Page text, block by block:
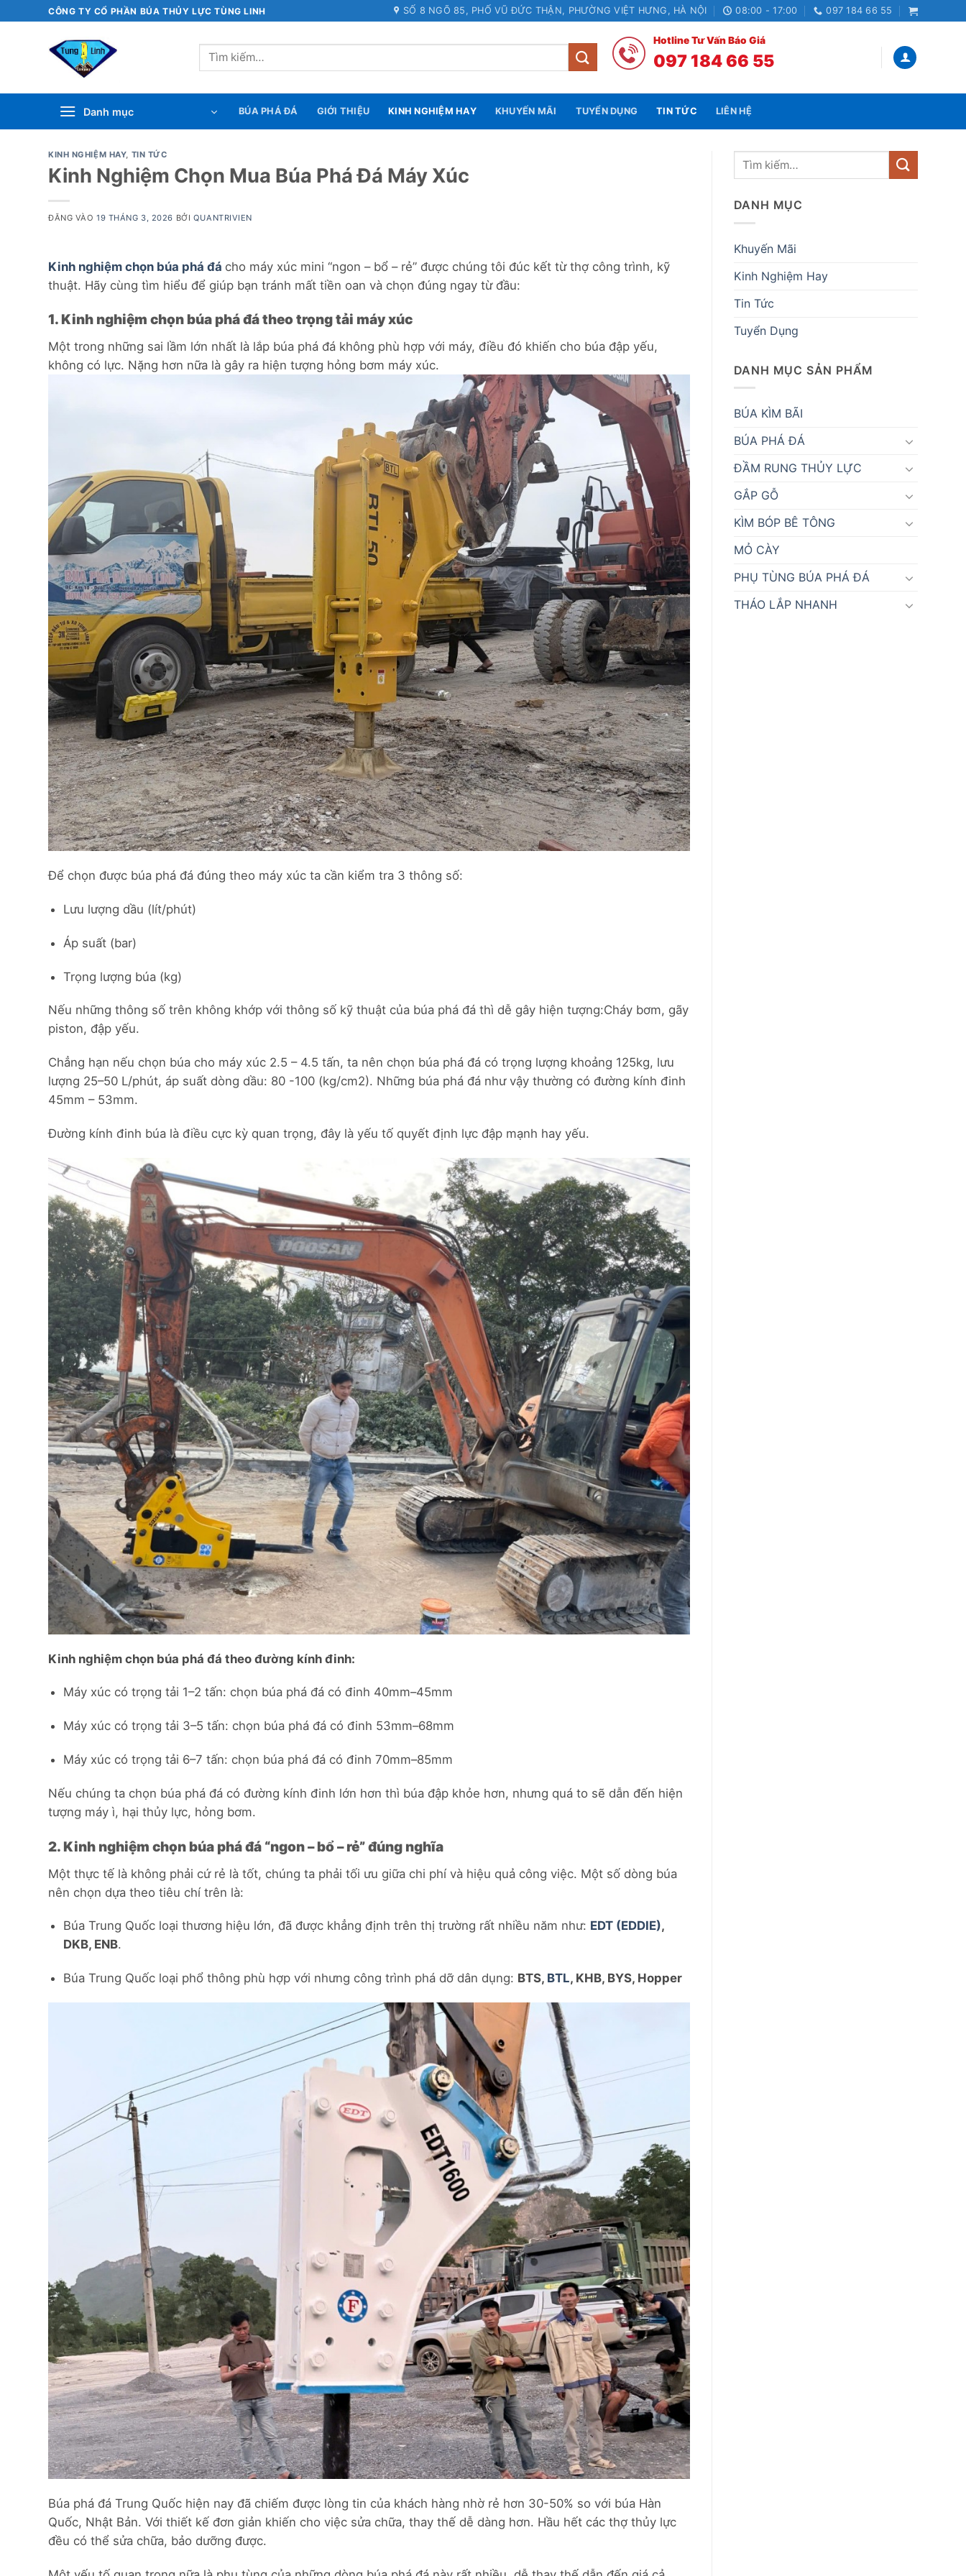
qua
CÔNG TY CỔ PHẦN BÚA THỦY LỰC TÙNG LINH SỐ 8 NGÕ 85, PHỐ VŨ ĐỨC THẬN, PHƯỜNG VIỆT HƯNG, HÀ NỘI 08:00 - 17:00 097 184 66 55
Tìm
kiếm:
Hotline Tư Vấn Báo Giá
097 184 66 55
Danh mục BÚA PHÁ ĐÁ GIỚI THIỆU KINH NGHIỆM HAY KHUYẾN MÃI TUYỂN DỤNG TIN TỨC LIÊN HỆ
KINH NGHIỆM HAY, TIN TỨC
Kinh Nghiệm Chọn Mua Búa Phá Đá Máy Xúc
ĐĂNG VÀO19 THÁNG 3, 2026 BỞI QUANTRIVIEN
Kinh nghiệm chọn búa phá đá cho máy xúc mini “ngon – bổ – rẻ” được chúng tôi đúc kết từ thợ công trình, kỹ
thuật. Hãy cùng tìm hiểu để giúp bạn tránh mất tiền oan và chọn đúng ngay từ đầu:
1. Kinh nghiệm chọn búa phá đá theo trọng tải máy xúc
Một trong những sai lầm lớn nhất là lắp búa phá đá không phù hợp với máy, điều đó khiến cho búa đập yếu,
không có lực. Nặng hơn nữa là gây ra hiện tượng hỏng bơm máy xúc.
Để chọn được búa phá đá đúng theo máy xúc ta cần kiểm tra 3 thông số:
Lưu lượng dầu (lít/phút)
Áp suất (bar)
Trọng lượng búa (kg)
Nếu những thông số trên không khớp với thông số kỹ thuật của búa phá đá thì dễ gây hiện tượng:Cháy bơm, gãy
piston, đập yếu.
Chẳng hạn nếu chọn búa cho máy xúc 2.5 – 4.5 tấn, ta nên chọn búa phá đá có trọng lượng khoảng 125kg, lưu
lượng 25–50 L/phút, áp suất dòng dầu: 80 -100 (kg/cm2). Những búa phá đá như vậy thường có đường kính đinh
45mm – 53mm.
Đường kính đinh búa là điều cực kỳ quan trọng, đây là yếu tố quyết định lực đập mạnh hay yếu.
Kinh nghiệm chọn búa phá đá theo đường kính đinh:
Máy xúc có trọng tải 1–2 tấn: chọn búa phá đá có đinh 40mm–45mm
Máy xúc có trọng tải 3–5 tấn: chọn búa phá đá có đinh 53mm–68mm
Máy xúc có trọng tải 6–7 tấn: chọn búa phá đá có đinh 70mm–85mm
Nếu chúng ta chọn búa phá đá có đường kính đinh lớn hơn thì búa đập khỏe hơn, nhưng quá to sẽ dẫn đến hiện
tượng máy ì, hại thủy lực, hỏng bơm.
2. Kinh nghiệm chọn búa phá đá “ngon – bổ – rẻ” đúng nghĩa
Một thực tế là không phải cứ rẻ là tốt, chúng ta phải tối ưu giữa chi phí và hiệu quả công việc. Một số dòng búa
nên chọn dựa theo tiêu chí trên là:
Búa Trung Quốc loại thương hiệu lớn, đã được khẳng định trên thị trường rất nhiều năm như: EDT (EDDIE),
DKB, ENB.
Búa Trung Quốc loại phổ thông phù hợp với nhưng công trình phá dỡ dân dụng: BTS, BTL, KHB, BYS, Hopper
Búa phá đá Trung Quốc hiện nay đã chiếm được lòng tin của khách hàng nhờ rẻ hơn 30-50% so với búa Hàn
Quốc, Nhật Bản. Với thiết kế đơn giản khiến cho việc sửa chữa, thay thế dễ dàng hơn. Hầu hết các thợ thủy lực
đều có thể sửa chữa, bảo dưỡng được.
DANH MỤC
Khuyến Mãi
Kinh Nghiệm Hay
Tin Tức
Tuyển Dụng
DANH MỤC SẢN PHẨM
BÚA KÌM BÃI
BÚA PHÁ ĐÁ
ĐẦM RUNG THỦY LỰC
GẮP GỖ
KÌM BÓP BÊ TÔNG
MỎ CÀY
PHỤ TÙNG BÚA PHÁ ĐÁ
THÁO LẮP NHANH